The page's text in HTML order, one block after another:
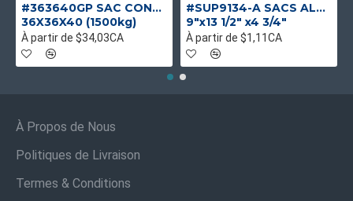
#363640GP SAC CONTENEUR GOUL/PLAT UV UNIQUE
36X36X40 (1500kg)
À partir de $34,03CA
#SUP9134-A SACS ALUMINIUM NOIR MAT DEBOUT
9"x13 1/2" x4 3/4"
À partir de $1,11CA
À Propos de Nous
Politiques de Livraison
Termes & Conditions